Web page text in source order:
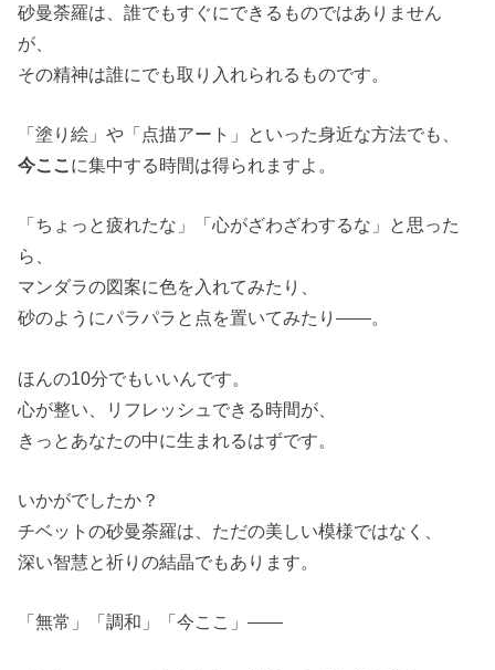
砂曼荼羅は、誰でもすぐにできるものではありません
が、
その精神は誰にでも取り入れられるものです。
「塗り絵」や「点描アート」といった身近な方法でも、
今ここ に集中する時間は得られますよ。
「ちょっと疲れたな」「心がざわざわするな」と思った
ら、
マンダラの図案に色を入れてみたり、
砂のようにパラパラと点を置いてみたり――。
ほんの10分でもいいんです。
心が整い、リフレッシュできる時間が、
きっとあなたの中に生まれるはずです。
いかがでしたか？
チベットの砂曼荼羅は、ただの美しい模様ではなく、
深い智慧と祈りの結晶でもあります。
「無常」「調和」「今ここ」――